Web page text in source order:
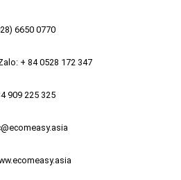
6650 0770
+ 84 0528 172 347
909 225 325